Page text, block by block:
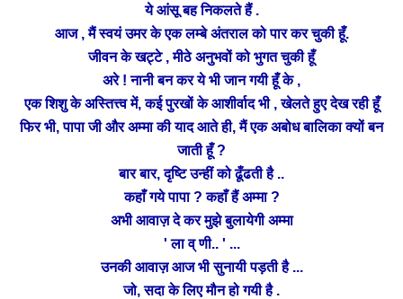
ये आंसूबह निकलते हैं .
आज , मैं स्वयं उमर के एक लम्बे अंतराल को पार कर चुकी हूँ.
जीवन के खट्टे , मीठे अनुभवों को भुगत चुकी हूँ
अरे ! नानी बन कर ये भी जान गयी हूँ के ,
एक शिशु के अस्तित्त्व में, कई पुरखों के आशीर्वाद भी ,खेलते हुएदेख रही हूँ
फिर भी, पापा जी और अम्मा की याद आते ही, मैं एक अबोध बालिका क्यों बन
जाती हूँ ?
बार बार,दृष्टिउन्हीं को ढूँढती है ..
कहाँ गये पापा ? कहाँ हैं अम्मा ?
अभी आवाज़देकर मुझे बुलायेगी अम्मा
' ला व् णी.. ' ...
उनकी आवाज़ आज भी सुनायीपड़ती है ...
जो,सदा के लिए मौन हो गयी है .